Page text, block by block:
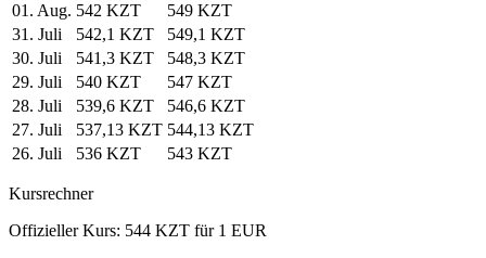
01. Aug. 542 KZT
549 KZT
31. Juli
542,1 KZT
549,1 KZT
30. Juli
541,3 KZT
548,3 KZT
29. Juli
540 KZT
547 KZT
28. Juli
539,6 KZT
546,6 KZT
27. Juli
537,13 KZT 544,13 KZT
26. Juli
536 KZT 543 KZT
Kursrechner
Offizieller Kurs: 544 KZT für 1 EUR